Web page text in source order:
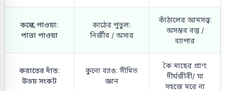
কল্কে পাওয়া:
পাত্তা পাওয়া
কাঠের পুতুল:
নির্জীব / অসার
কাঁঠালের আমসত্ত্ব:
অসম্ভব বস্তু /
ব্যাপার
করাতের দাঁত:
উভয় সংকট
কুনো ব্যাঙ: সীমিত
জ্ঞান
কৈ মাছের প্রাণ:
দীর্ঘজীবী/ যা
সহজে মরে না